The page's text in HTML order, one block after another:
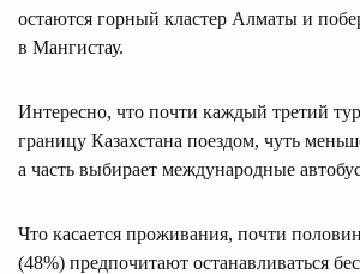
остаются горный кластер Алматы и
в Мангистау.
Интересно, что почти каждый третий
границу Казахстана поездом, чуть
а часть выбирает международные
Что касается проживания, почти
(48%) предпочитают останавливаться